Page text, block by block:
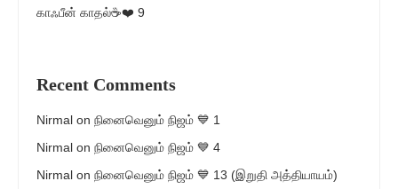
காஃபீன் காதல்☕❤️ 9
Recent Comments
Nirmal on நினைவெனும் நிஜம் 💙 1
Nirmal on நினைவெனும் நிஜம் 💙 4
Nirmal on நினைவெனும் நிஜம் 💙 13 (இறுதி அத்தியாயம்)